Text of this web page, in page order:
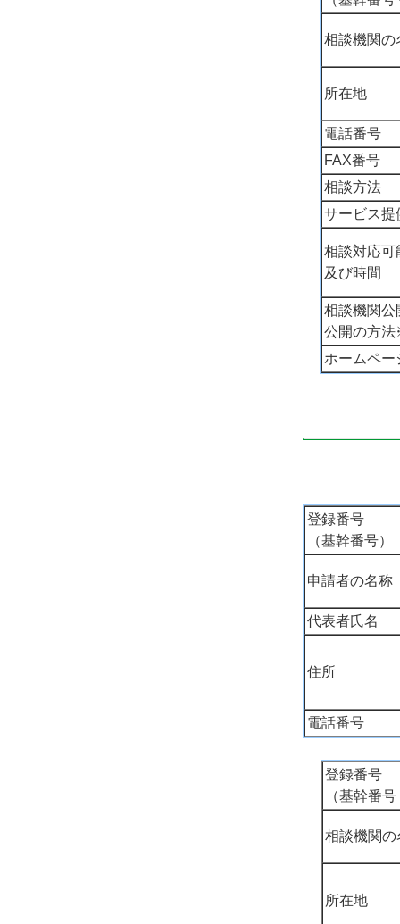
相談機関の
所在地
電話番号
FAX番号
相談方法
サービス
相談対応可
及び時間
相談機関公
公開の方
ホームペー
登録番号
（基幹番号）
申請者の名称
代表者氏名
住所
電話番号
登録番号
（基幹番
相談機関の
所在地